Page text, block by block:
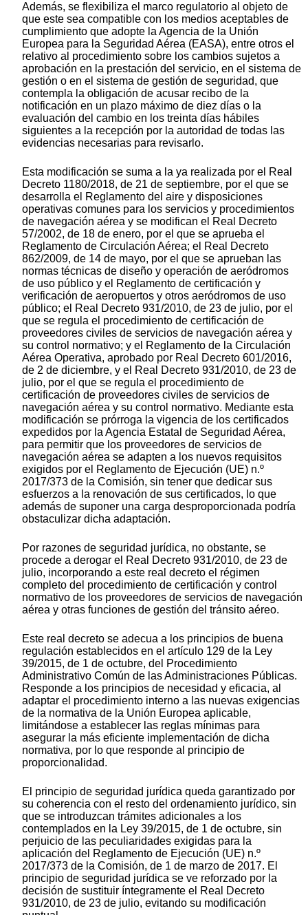
Además, se flexibiliza el marco regulatorio al objeto de
que este sea compatible con los medios aceptables de
cumplimiento que adopte la Agencia de la Unión
Europea para la Seguridad Aérea (EASA), entre otros el
relativo al procedimiento sobre los cambios sujetos a
aprobación en la prestación del servicio, en el sistema de
gestión o en el sistema de gestión de seguridad, que
contempla la obligación de acusar recibo de la
notificación en un plazo máximo de diez días o la
evaluación del cambio en los treinta días hábiles
siguientes a la recepción por la autoridad de todas las
evidencias necesarias para revisarlo.
Esta modificación se suma a la ya realizada por el Real
Decreto 1180/2018, de 21 de septiembre, por el que se
desarrolla el Reglamento del aire y disposiciones
operativas comunes para los servicios y procedimientos
de navegación aérea y se modifican el Real Decreto
57/2002, de 18 de enero, por el que se aprueba el
Reglamento de Circulación Aérea; el Real Decreto
862/2009, de 14 de mayo, por el que se aprueban las
normas técnicas de diseño y operación de aeródromos
de uso público y el Reglamento de certificación y
verificación de aeropuertos y otros aeródromos de uso
público; el Real Decreto 931/2010, de 23 de julio, por el
que se regula el procedimiento de certificación de
proveedores civiles de servicios de navegación aérea y
su control normativo; y el Reglamento de la Circulación
Aérea Operativa, aprobado por Real Decreto 601/2016,
de 2 de diciembre, y el Real Decreto 931/2010, de 23 de
julio, por el que se regula el procedimiento de
certificación de proveedores civiles de servicios de
navegación aérea y su control normativo. Mediante esta
modificación se prórroga la vigencia de los certificados
expedidos por la Agencia Estatal de Seguridad Aérea,
para permitir que los proveedores de servicios de
navegación aérea se adapten a los nuevos requisitos
exigidos por el Reglamento de Ejecución (UE) n.º
2017/373 de la Comisión, sin tener que dedicar sus
esfuerzos a la renovación de sus certificados, lo que
además de suponer una carga desproporcionada podría
obstaculizar dicha adaptación.
Por razones de seguridad jurídica, no obstante, se
procede a derogar el Real Decreto 931/2010, de 23 de
julio, incorporando a este real decreto el régimen
completo del procedimiento de certificación y control
normativo de los proveedores de servicios de navegación
aérea y otras funciones de gestión del tránsito aéreo.
Este real decreto se adecua a los principios de buena
regulación establecidos en el artículo 129 de la Ley
39/2015, de 1 de octubre, del Procedimiento
Administrativo Común de las Administraciones Públicas.
Responde a los principios de necesidad y eficacia, al
adaptar el procedimiento interno a las nuevas exigencias
de la normativa de la Unión Europea aplicable,
limitándose a establecer las reglas mínimas para
asegurar la más eficiente implementación de dicha
normativa, por lo que responde al principio de
proporcionalidad.
El principio de seguridad jurídica queda garantizado por
su coherencia con el resto del ordenamiento jurídico, sin
que se introduzcan trámites adicionales a los
contemplados en la Ley 39/2015, de 1 de octubre, sin
perjuicio de las peculiaridades exigidas para la
aplicación del Reglamento de Ejecución (UE) n.º
2017/373 de la Comisión, de 1 de marzo de 2017. El
principio de seguridad jurídica se ve reforzado por la
decisión de sustituir íntegramente el Real Decreto
931/2010, de 23 de julio, evitando su modificación